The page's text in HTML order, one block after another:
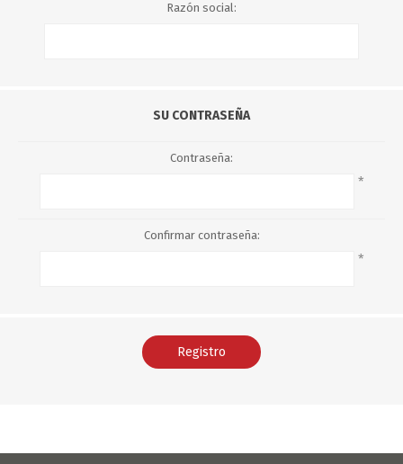
Razón social:
SU CONTRASEÑA
Contraseña:
*
Confirmar contraseña:
*